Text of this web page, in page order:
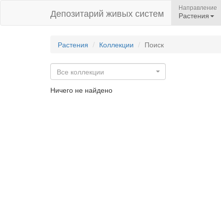
Депозитарий живых систем Направление
Растения
Растения Коллекции Поиск
Все коллекции
Ничего не найдено